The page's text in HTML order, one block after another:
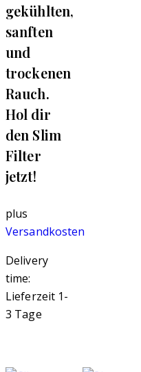
gekühlten,
sanften
und
trockenen
Rauch.
Hol dir
den Slim
Filter
jetzt!
plus
Versandkosten
Delivery
time:
Lieferzeit 1-
3 Tage